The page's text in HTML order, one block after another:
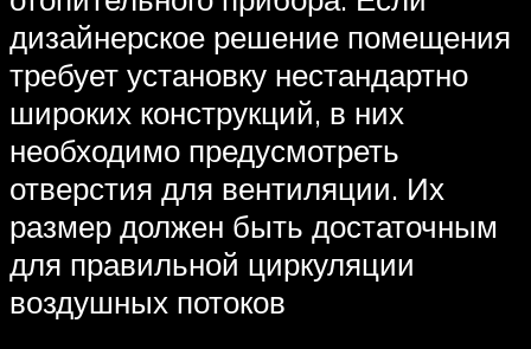
дизайнерское решение помещения
требует установку нестандартно
широких конструкций, в них
необходимо предусмотреть
отверстия для вентиляции. Их
размер должен быть достаточным
для правильной циркуляции
воздушных потоков